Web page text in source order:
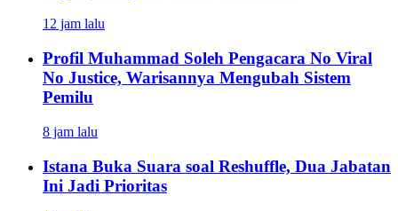
12 jam lalu
Profil Muhammad Soleh Pengacara No Viral
No Justice, Warisannya Mengubah Sistem
Pemilu
8 jam lalu
Istana Buka Suara soal Reshuffle, Dua Jabatan
Ini Jadi Prioritas